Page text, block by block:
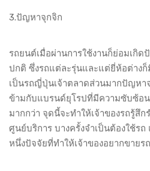
3.ปัญหาจุกจิก
รถยนต์เมื่อผ่านการใช้งานก็ย่อมเกิด
ปกติ ซึ่งรถแต่ละรุ่นและแต่ยี่ห้อต่าง
เป็นรถญี่ปุ่นเจ้าตลาดส่วนมากปัญหา
ข้ามกับแบรนด์ยุโรปที่มีความซับซ้อ
มากกว่า จุดนี้จะทำให้เจ้าของรถรู้สึ
ศูนย์บริการ บางครั้งจำเป็นต้องใช้ร
หนึ่งปัจจัยที่ทำให้เจ้าของอยากขายร